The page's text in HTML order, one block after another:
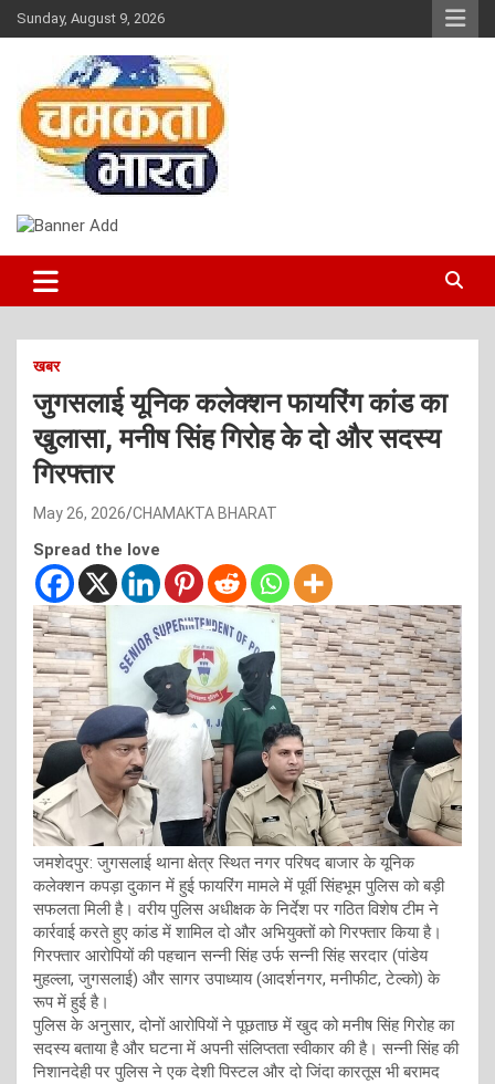
Skip
to
Sunday, August 9, 2026
CHAMAKTA BHARAT
खबर
जुगसलाई यूनिक कलेक्शन फायरिंग कांड का
खुलासा, मनीष सिंह गिरोह के दो और सदस्य
गिरफ्तार
May 26, 2026 CHAMAKTA BHARAT
Spread the love
जमशेदपुर: जुगसलाई थाना क्षेत्र स्थित नगर परिषद बाजार के यूनिक
कलेक्शन कपड़ा दुकान में हुई फायरिंग मामले में पूर्वी सिंहभूम पुलिस को बड़ी
सफलता मिली है। वरीय पुलिस अधीक्षक के निर्देश पर गठित विशेष टीम ने
कार्रवाई करते हुए कांड में शामिल दो और अभियुक्तों को गिरफ्तार किया है।
गिरफ्तार आरोपियों की पहचान सन्नी सिंह उर्फ सन्नी सिंह सरदार (पांडेय
मुहल्ला, जुगसलाई) और सागर उपाध्याय (आदर्शनगर, मनीफीट, टेल्को) के
रूप में हुई है।
पुलिस के अनुसार, दोनों आरोपियों ने पूछताछ में खुद को मनीष सिंह गिरोह का
सदस्य बताया है और घटना में अपनी संलिप्तता स्वीकार की है। सन्नी सिंह की
निशानदेही पर पुलिस ने एक देशी पिस्टल और दो जिंदा कारतूस भी बरामद